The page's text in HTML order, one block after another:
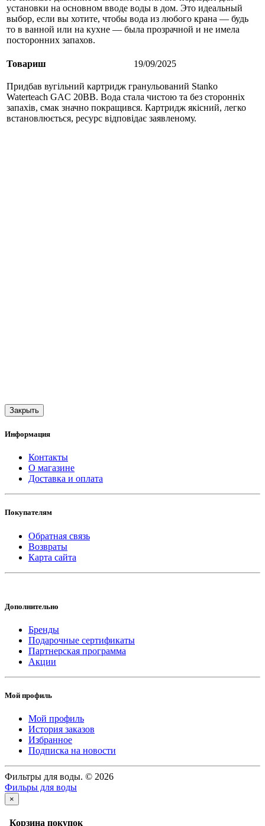
установки на основном вводе воды в дом. Это идеальный
выбор, если вы хотите, чтобы вода из любого крана — будь
то в ванной или на кухне — была прозрачной и не имела
посторонних запахов.
Товариш 19/09/2025
Придбав вугільний картридж гранульований Stanko
Waterteach GAC 20BB. Вода стала чистою та без сторонніх
запахів, смак значно покращився. Картридж якісний, легко
встановлюється, ресурс відповідає заявленому.
Закрыть
Информация
Контакты
О магазине
Доставка и оплата
Покупателям
Обратная связь
Возвраты
Карта сайта
Дополнительно
Бренды
Подарочные сертификаты
Партнерская программа
Акции
Мой профиль
Мой профиль
История заказов
Избранное
Подписка на новости
Фильтры для воды. © 2026
Фильры для воды
×
Корзина покупок